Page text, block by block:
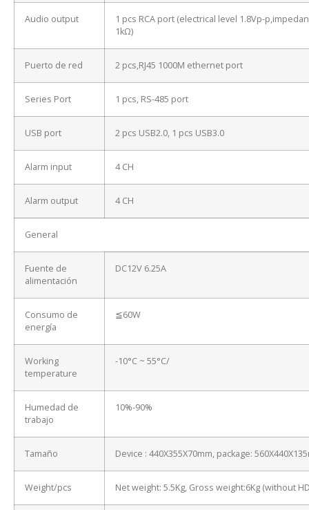
Audio output
1 pcs RCA port (electrical level 1.8Vp-
1kΩ)
Puerto de red 2 pcs,RJ45 1000M ethernet port
Series Port 1 pcs, RS-485 port
USB port 2 pcs USB2.0, 1 pcs USB3.0
Alarm input 4 CH
Alarm output 4 CH
General
Fuente de
alimentación
DC12V 6.25A
Consumo de
energía
≦60W
Working
temperature
-10°C ~ 55°C/
Humedad de
trabajo
10%-90%
Tamaño Device : 440X355X70mm, package:
Weight/pcs Net weight: 5.5Kg, Gross weight:6Kg (without